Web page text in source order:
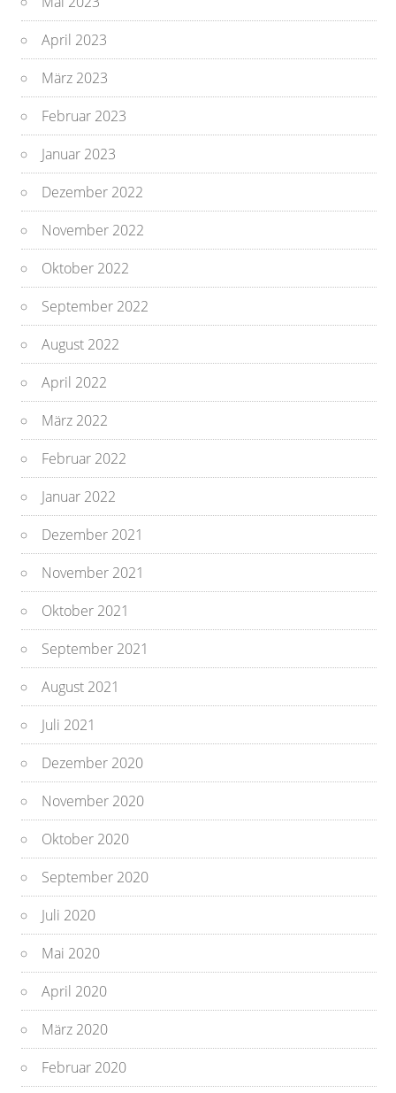
April 2023
März 2023
Februar 2023
Januar 2023
Dezember 2022
November 2022
Oktober 2022
September 2022
August 2022
April 2022
März 2022
Februar 2022
Januar 2022
Dezember 2021
November 2021
Oktober 2021
September 2021
August 2021
Juli 2021
Dezember 2020
November 2020
Oktober 2020
September 2020
Juli 2020
Mai 2020
April 2020
März 2020
Februar 2020